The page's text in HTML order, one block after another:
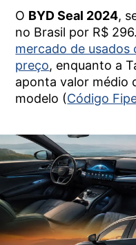
O BYD Seal 2024,
no Brasil por R$
mercado de usados
preço, enquanto a
aponta valor médio
modelo (Código